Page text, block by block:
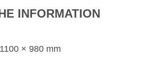
INFORMATION
× 980 mm